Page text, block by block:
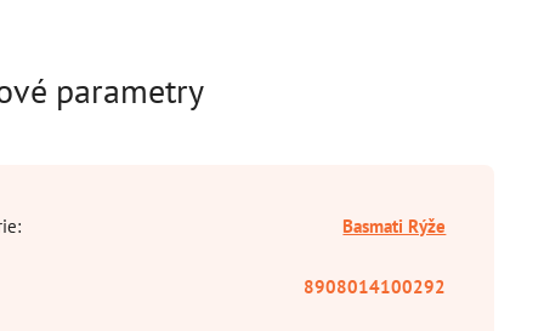
parametry
: Basmati Rýže
8908014100292